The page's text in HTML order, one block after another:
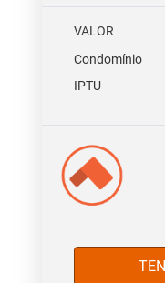
VALOR
Condomínio
IPTU